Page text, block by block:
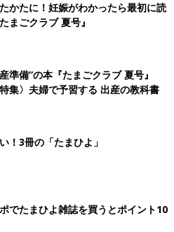
かたに！妊娠がわかったら最初に読
まごクラブ 夏号』
準備”の本『たまごクラブ 夏号』
特集〉夫婦で予習する 出産の教科書
！3冊の「たまひよ」
でたまひよ雑誌を買うとポイント10